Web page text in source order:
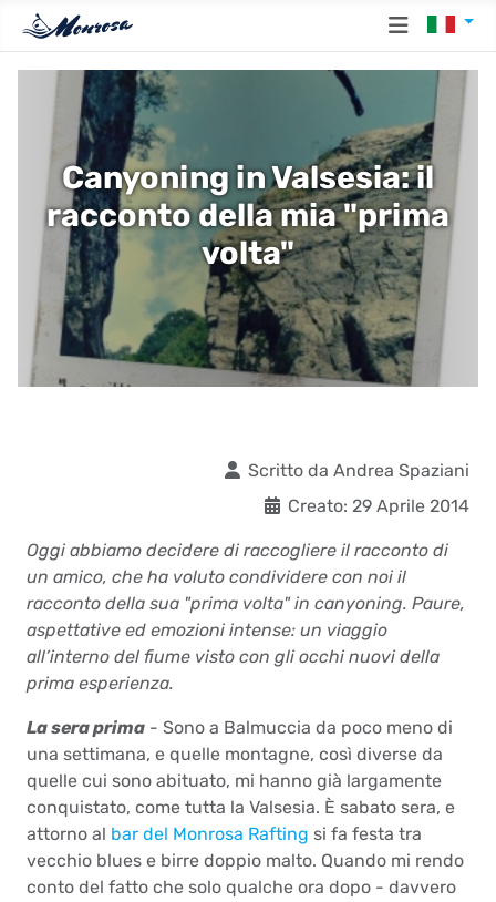
Canyoning in Valsesia: il
racconto della mia "prima
volta"
Scritto da Andrea Spaziani
Creato: 29 Aprile 2014
Oggi abbiamo decidere di raccogliere il racconto di
un amico, che ha voluto condividere con noi il
racconto della sua "prima volta" in canyoning. Paure,
aspettative ed emozioni intense: un viaggio
all’interno del fiume visto con gli occhi nuovi della
prima esperienza.
La sera prima - Sono a Balmuccia da poco meno di
una settimana, e quelle montagne, così diverse da
quelle cui sono abituato, mi hanno già largamente
conquistato, come tutta la Valsesia. È sabato sera, e
attorno al bar del Monrosa Rafting si fa festa tra
vecchio blues e birre doppio malto. Quando mi rendo
conto del fatto che solo qualche ora dopo - davvero